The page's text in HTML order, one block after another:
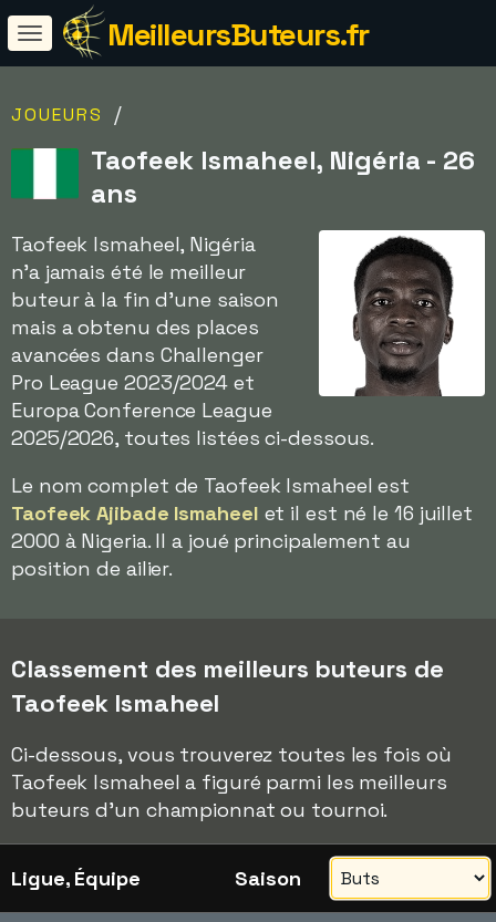
MeilleursButeurs.fr
JOUEURS /
Taofeek Ismaheel, Nigéria - 26
ans
Taofeek Ismaheel, Nigéria
n'a jamais été le meilleur
buteur à la fin d'une saison
mais a obtenu des places
avancées dans Challenger
Pro League 2023/2024 et
Europa Conference League
2025/2026, toutes listées ci-dessous.
Le nom complet de Taofeek Ismaheel est
Taofeek Ajibade Ismaheel et il est né le 16 juillet
2000 à Nigeria. Il a joué principalement au
position de ailier.
Classement des meilleurs buteurs de
Taofeek Ismaheel
Ci-dessous, vous trouverez toutes les fois où
Taofeek Ismaheel a figuré parmi les meilleurs
buteurs d'un championnat ou tournoi.
Ligue, Équipe Saison